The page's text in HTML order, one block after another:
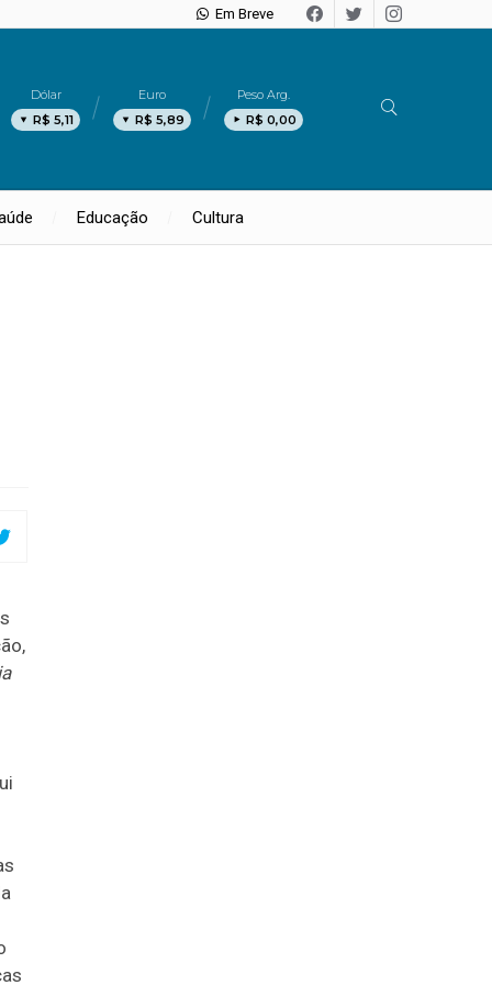
Em Breve
Dólar
R$ 5,11
Euro
R$ 5,89
Peso Arg.
R$ 0,00
Educação Cultura